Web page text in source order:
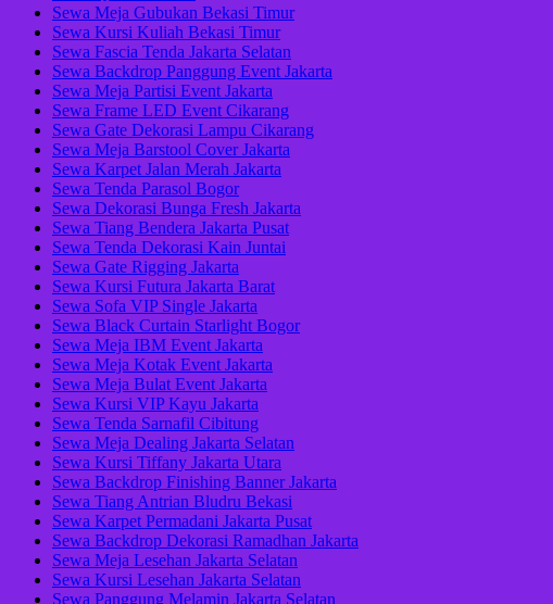
Sewa Meja Gubukan Bekasi Timur
Sewa Kursi Kuliah Bekasi Timur
Sewa Fascia Tenda Jakarta Selatan
Sewa Backdrop Panggung Event Jakarta
Sewa Meja Partisi Event Jakarta
Sewa Frame LED Event Cikarang
Sewa Gate Dekorasi Lampu Cikarang
Sewa Meja Barstool Cover Jakarta
Sewa Karpet Jalan Merah Jakarta
Sewa Tenda Parasol Bogor
Sewa Dekorasi Bunga Fresh Jakarta
Sewa Tiang Bendera Jakarta Pusat
Sewa Tenda Dekorasi Kain Juntai
Sewa Gate Rigging Jakarta
Sewa Kursi Futura Jakarta Barat
Sewa Sofa VIP Single Jakarta
Sewa Black Curtain Starlight Bogor
Sewa Meja IBM Event Jakarta
Sewa Meja Kotak Event Jakarta
Sewa Meja Bulat Event Jakarta
Sewa Kursi VIP Kayu Jakarta
Sewa Tenda Sarnafil Cibitung
Sewa Meja Dealing Jakarta Selatan
Sewa Kursi Tiffany Jakarta Utara
Sewa Backdrop Finishing Banner Jakarta
Sewa Tiang Antrian Bludru Bekasi
Sewa Karpet Permadani Jakarta Pusat
Sewa Backdrop Dekorasi Ramadhan Jakarta
Sewa Meja Lesehan Jakarta Selatan
Sewa Kursi Lesehan Jakarta Selatan
Sewa Panggung Melamin Jakarta Selatan